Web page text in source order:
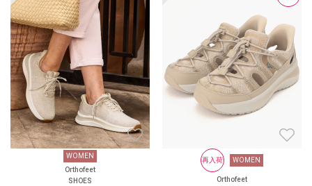
WOMEN
Orthofeet
SHOES
再入荷 WOMEN
Orthofeet
再入荷 WOMEN
Orthofeet
WOMEN
Orthofeet
SHOES